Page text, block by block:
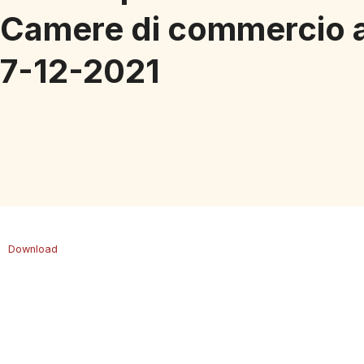
Camere di commercio
7-12-2021
Download